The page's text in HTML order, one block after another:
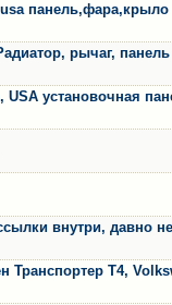
панель,фара,крыло
рычаг,
установочная
внутри, давно не
Транспортер Т4,